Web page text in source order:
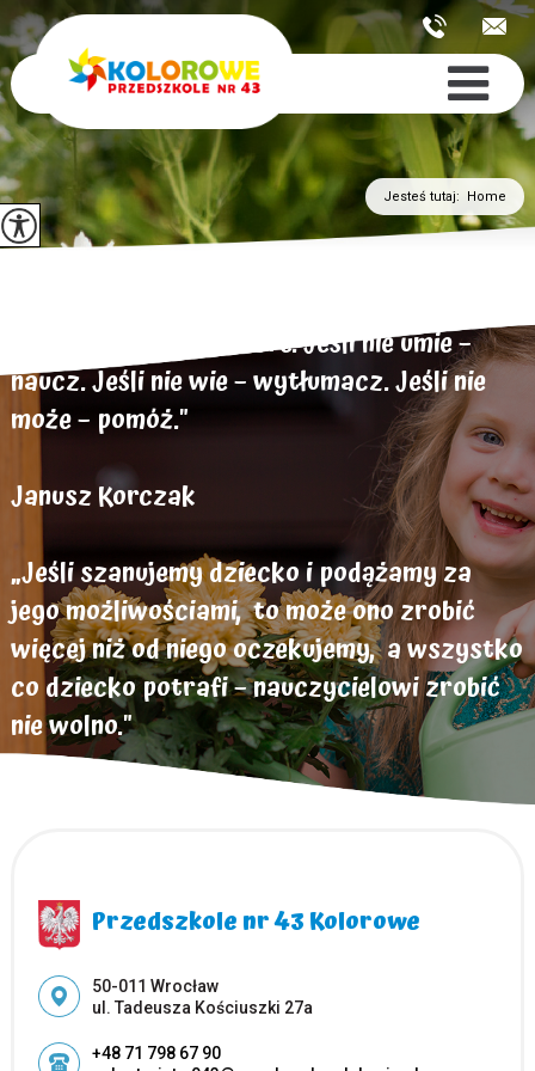
Jesteś tutaj: Home
„Dziecko chce być dobre. Jeśli nie umie –
naucz. Jeśli nie wie – wytłumacz. Jeśli nie
może – pomóż."
Janusz Korczak
„Jeśli szanujemy dziecko i podążamy za
jego możliwościami, to może ono zrobić
więcej niż od niego oczekujemy, a wszystko
co dziecko potrafi – nauczycielowi zrobić
nie wolno."
Helen Parkhurst
Przedszkole nr 43 Kolorowe
Adres pocztowy:
50-011 Wrocław
ul. Tadeusza Kościuszki 27a
+48 71 798 67 90